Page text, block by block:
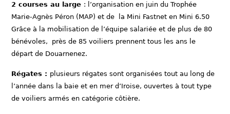
2 courses au large : l’organisation en juin du Trophée
Marie-Agnès Péron (MAP) et de la Mini Fastnet en Mini 6.50
Grâce à la mobilisation de l’équipe salariée et de plus de 80
bénévoles, près de 85 voiliers prennent tous les ans le
départ de Douarnenez.
Régates : plusieurs régates sont organisées tout au long de
l’année dans la baie et en mer d’Iroise, ouvertes à tout type
de voiliers armés en catégorie côtière.